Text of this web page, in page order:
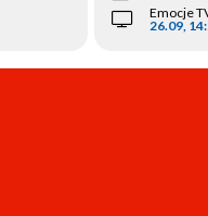
Emocje
26.09,